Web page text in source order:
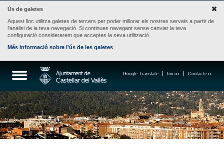
Ús de galetes
Aquest lloc utilitza galetes de tercers per poder millorar els nostres serveis a partir de
l'anàlisi de la teva navegació. Si continues navegant sense canviar la teva
configuració considerarem que acceptes la seva utilització.
Més informació sobre l'ús de les galetes
Contacte
Inici
Google Translate